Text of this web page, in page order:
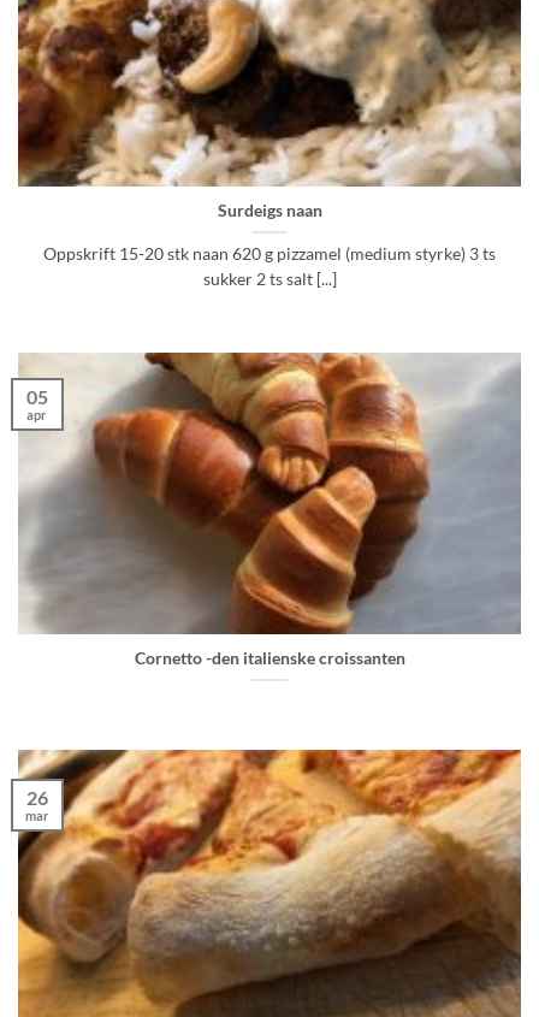
Surdeigs naan
Oppskrift 15-20 stk naan 620 g pizzamel (medium styrke) 3 ts
sukker 2 ts salt [...]
Cornetto -den italienske croissanten
05
apr
26
mar